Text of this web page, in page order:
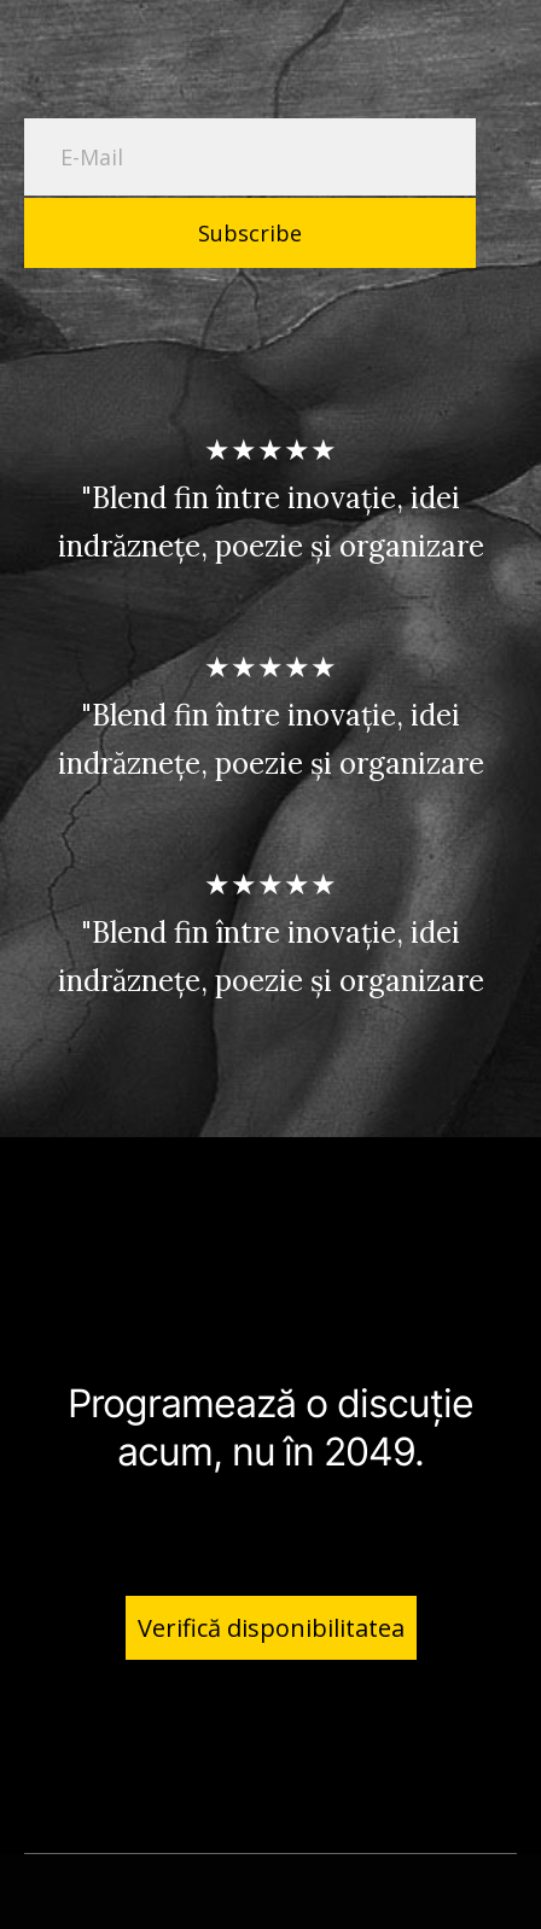
Subscribe
★★★★★
"Blend fin între inovație, idei
indrăznețe, poezie și organizare
★★★★★
"Blend fin între inovație, idei
indrăznețe, poezie și organizare
★★★★★
"Blend fin între inovație, idei
indrăznețe, poezie și organizare
Programează o discuție
acum, nu în 2049.
Verifică disponibilitatea